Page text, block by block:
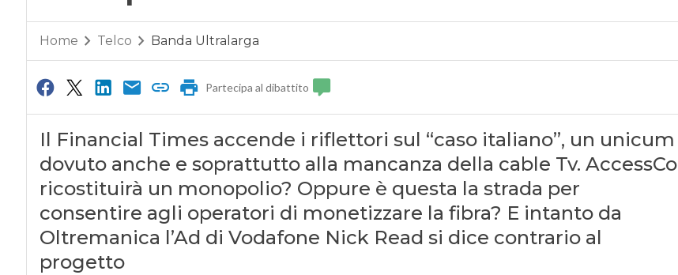
Home Telco Banda Ultralarga
Partecipa al dibattito
Il Financial Times accende i riflettori sul “caso italiano”, un unicum
dovuto anche e soprattutto alla mancanza della cable Tv. AccessCo
ricostituirà un monopolio? Oppure è questa la strada per
consentire agli operatori di monetizzare la fibra? E intanto da
Oltremanica l’Ad di Vodafone Nick Read si dice contrario al
progetto